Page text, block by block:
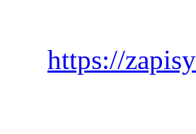
https://